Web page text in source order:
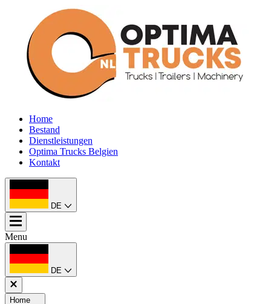
Home
Bestand
Dienstleistungen
Optima Trucks Belgien
Kontakt
DE
Menu
DE
Home